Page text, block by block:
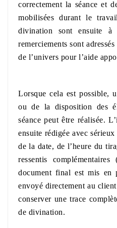
correctement la séance et
mobilisées durant le
divination sont ensuite
remerciements sont
de l’univers pour l’aide
Lorsque cela est possible,
ou de la disposition des
séance peut être réalisée.
ensuite rédigée avec
de la date, de l’heure du
ressentis
document final est mis en
envoyé directement au
conserver une trace
de divination.